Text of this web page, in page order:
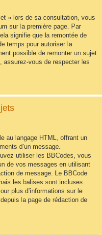
» lors de sa consultation, vous
sur la première page. Par
signifie que la remontée de
temps pour autoriser la
possible de remonter un sujet
assurez-vous de respecter les
au langage HTML, offrant un
d’un message.
utiliser les BBCodes, vous
de vos messages en utilisant
de message. Le BBCode
les balises sont incluses
plus d’informations sur le
la page de rédaction de